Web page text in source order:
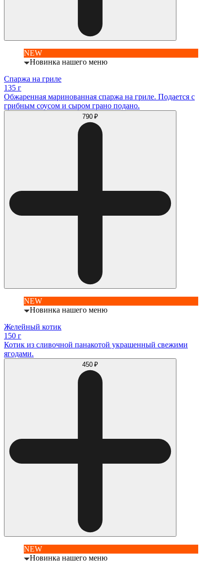
NEW
Новинка нашего меню
Спаржа на гриле
135 г
Обжаренная маринованная спаржа на гриле. Подается с
грибным соусом и сыром грано подано.
790 ₽
NEW
Новинка нашего меню
Желейный котик
150 г
Котик из сливочной панакотой украшенный свежими
ягодами.
450 ₽
NEW
Новинка нашего меню